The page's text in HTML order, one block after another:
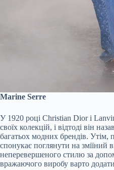
Marine Serre
У 1920 році Christian Dior і
своїх колекцій, і відтоді він
багатьох модних брендів. Утім,
спонукає поглянути на зміїний
неперевершеного стилю за
вражаючого виробу варто